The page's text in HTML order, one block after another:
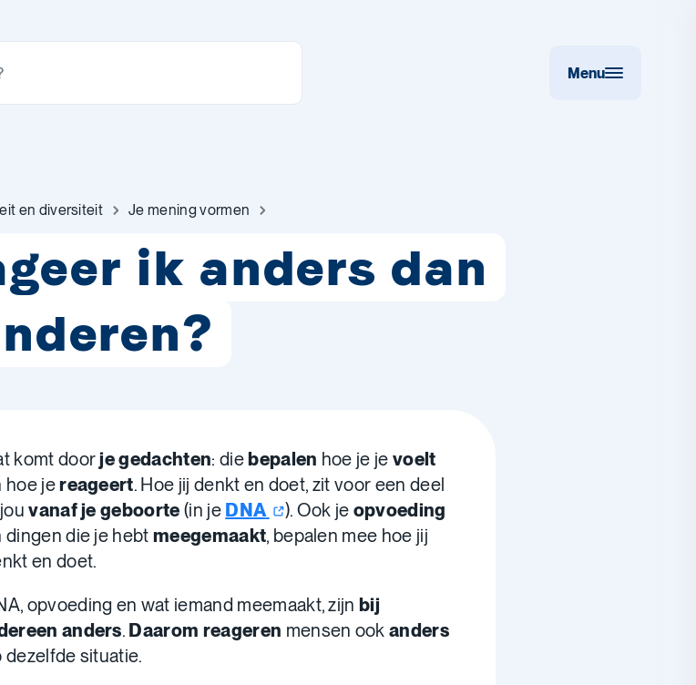
Menu
en diversiteit Je mening vormen
ik anders dan
komt doorje gedachten: diebepalen hoe je jevoelt
hoe jereageert. Hoe jij denkt en doet, zit voor een deel
vanaf je geboorte(in je DNA ). Ook je opvoeding
dingen die je hebtmeegemaakt, bepalen mee hoe jij
en doet.
opvoeding en wat iemand meemaakt, zijnbij
anders. Daarom reageren mensen ookanders
dezelfde situatie.